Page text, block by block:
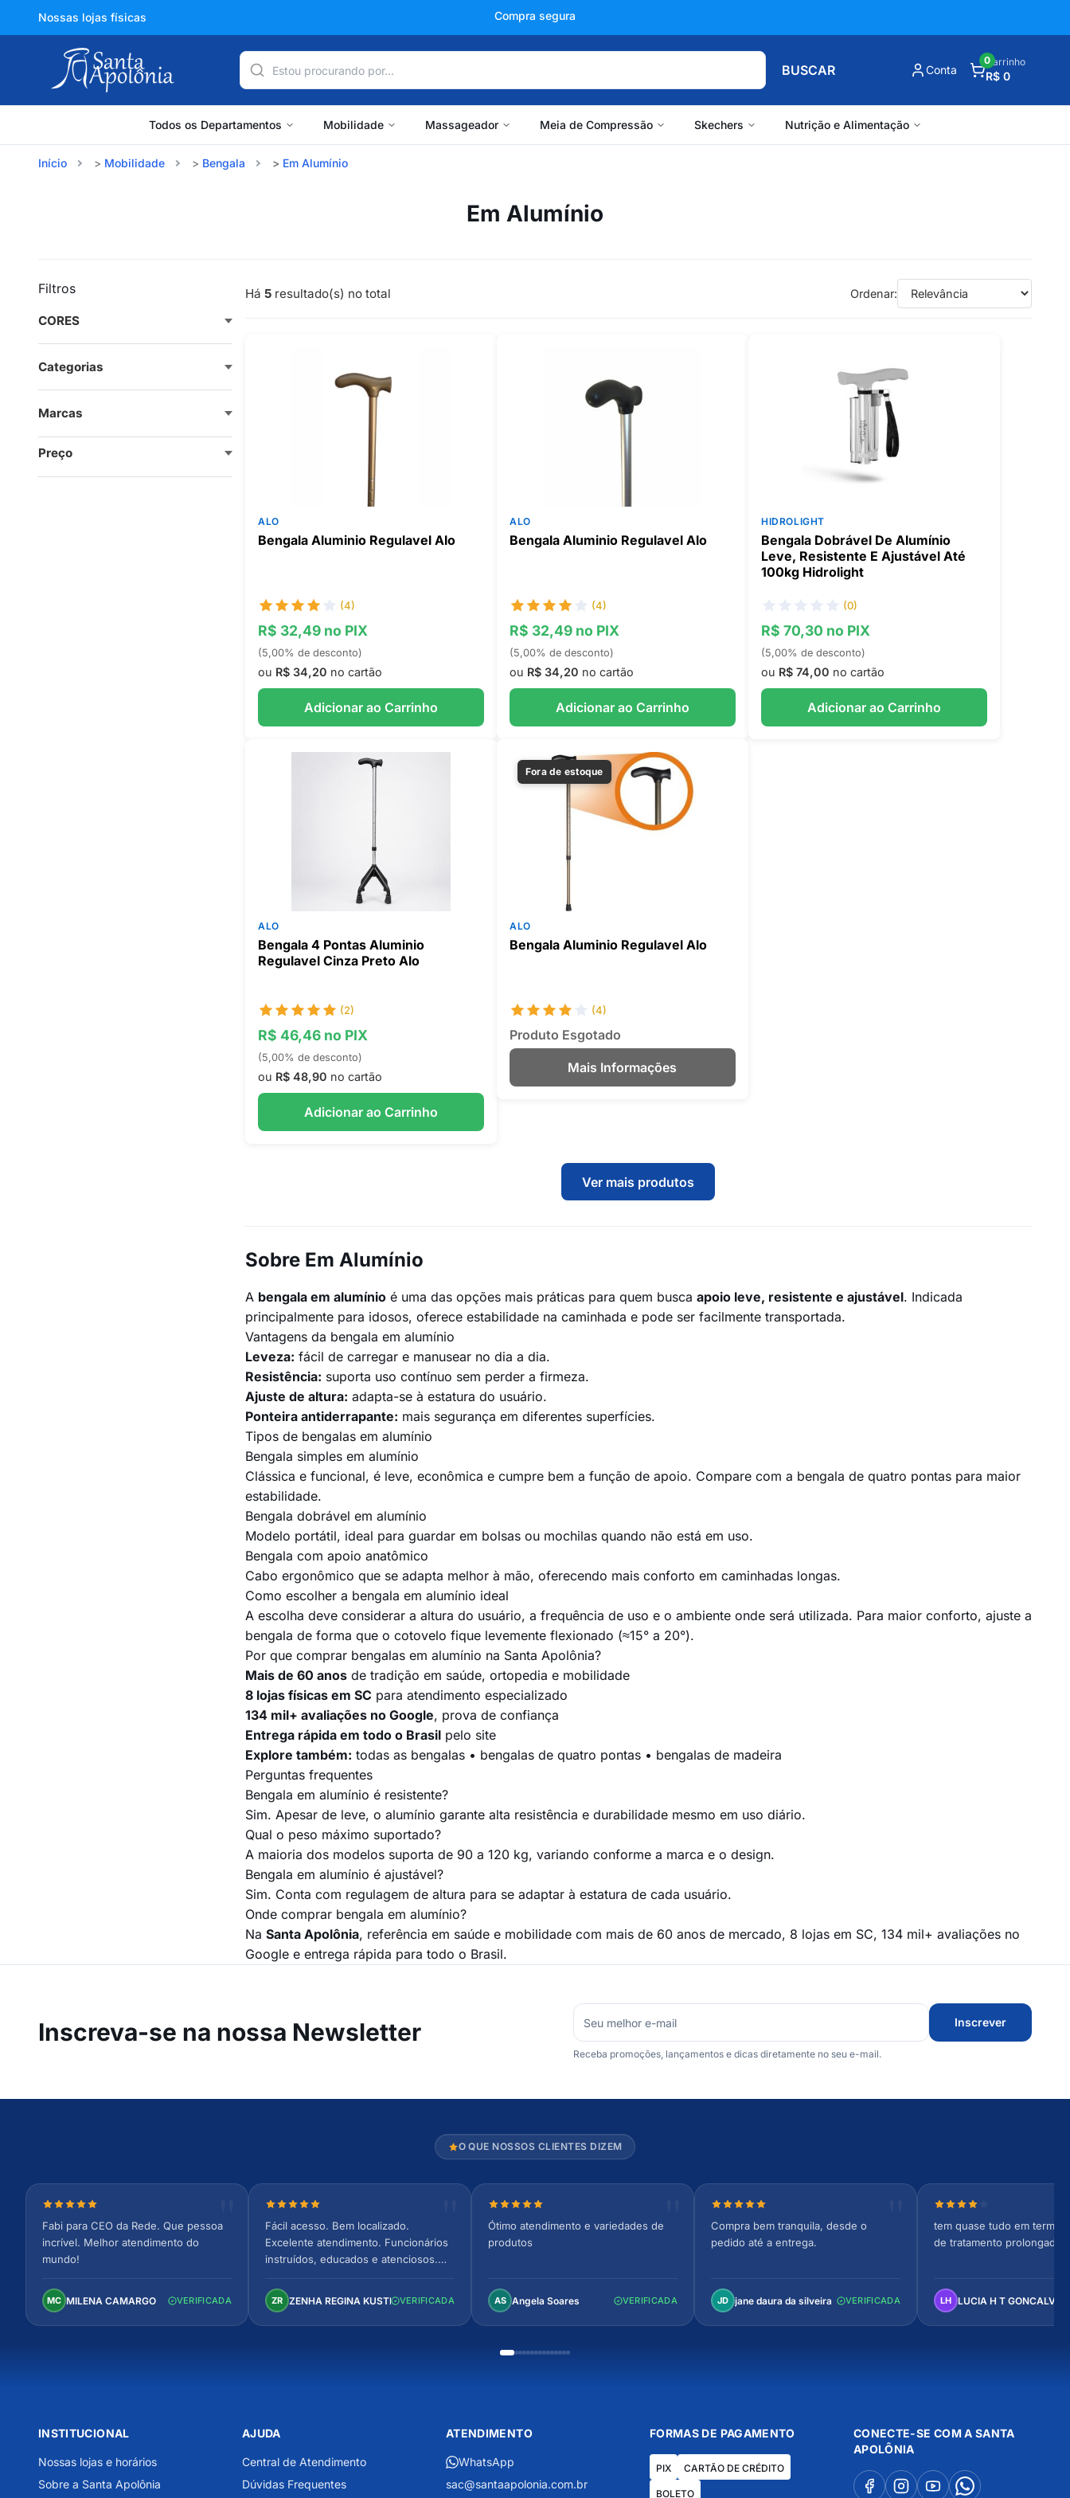
Nossas lojas físicas Compra segura
BUSCAR Conta
Carrinho
R$ 0
0
Todos os Departamentos Mobilidade Massageador Meia de Compressão Skechers Nutrição e Alimentação
Início Mobilidade Bengala Em Alumínio
Em Alumínio
Filtros
Preço
CORES
Categorias
Marcas
Há 5resultado(s) no total Ordenar:
ALO
Bengala Aluminio Regulavel Alo
(4)
R$ 32,49 no PIX
(5,00% de desconto)
ou R$ 34,20 no cartão
Adicionar ao Carrinho
ALO
Bengala Aluminio Regulavel Alo
(4)
R$ 32,49 no PIX
(5,00% de desconto)
ou R$ 34,20 no cartão
Adicionar ao Carrinho
HIDROLIGHT
Bengala Dobrável De Alumínio
Leve, Resistente E Ajustável Até
100kg Hidrolight
(0)
R$ 70,30 no PIX
(5,00% de desconto)
ou R$ 74,00 no cartão
Adicionar ao Carrinho
ALO
Bengala 4 Pontas Aluminio
Regulavel Cinza Preto Alo
(2)
R$ 46,46 no PIX
(5,00% de desconto)
ou R$ 48,90 no cartão
Adicionar ao Carrinho
Fora de estoque
ALO
Bengala Aluminio Regulavel Alo
(4)
Produto Esgotado
Mais Informações
Ver mais produtos
Sobre Em Alumínio
A bengala em alumínioé uma das opções mais práticas para quem busca apoio leve, resistente e ajustável. Indicada
principalmente para idosos, oferece estabilidade na caminhada e pode ser facilmente transportada.
Vantagens da bengala em alumínio
Leveza: fácil de carregar e manusear no dia a dia.
Resistência: suporta uso contínuo sem perder a firmeza.
Ajuste de altura: adapta-se à estatura do usuário.
Ponteira antiderrapante: mais segurança em diferentes superfícies.
Tipos de bengalas em alumínio
Bengala simples em alumínio
Clássica e funcional, é leve, econômica e cumpre bem a função de apoio. Compare com a bengala de quatro pontaspara maior
estabilidade.
Bengala dobrável em alumínio
Modelo portátil, ideal para guardar em bolsas ou mochilas quando não está em uso.
Bengala com apoio anatômico
Cabo ergonômico que se adapta melhor à mão, oferecendo mais conforto em caminhadas longas.
Como escolher a bengala em alumínio ideal
A escolha deve considerar a altura do usuário, a frequência de uso e o ambiente onde será utilizada. Para maior conforto, ajuste a
bengala de forma que o cotovelo fique levemente flexionado (≈15° a 20°).
Por que comprar bengalas em alumínio na Santa Apolônia?
Mais de 60 anosde tradição em saúde, ortopedia e mobilidade
8 lojas físicas em SC para atendimento especializado
134 mil+ avaliações no Google, prova de confiança
Entrega rápida em todo o Brasilpelo site
Explore também: todas as bengalas• bengalas de quatro pontas• bengalas de madeira
Perguntas frequentes
Bengala em alumínio é resistente?
Sim. Apesar de leve, o alumínio garante alta resistência e durabilidade mesmo em uso diário.
Qual o peso máximo suportado?
A maioria dos modelos suporta de 90 a 120 kg, variando conforme a marca e o design.
Bengala em alumínio é ajustável?
Sim. Conta com regulagem de altura para se adaptar à estatura de cada usuário.
Onde comprar bengala em alumínio?
Na Santa Apolônia, referência em saúde e mobilidade com mais de 60 anos de mercado, 8 lojas em SC, 134 mil+ avaliações no
Google e entrega rápida para todo o Brasil.
Inscreva-se na nossa Newsletter Inscrever
Receba promoções, lançamentos e dicas diretamente no seu e-mail.
O QUE NOSSOS CLIENTES DIZEM
Nota 5 de 5 estrelas
Fabi para CEO da Rede. Que pessoa
incrível. Melhor atendimento do
mundo!
MC MILENA CAMARGO VERIFICADA
Nota 5 de 5 estrelas
Fácil acesso. Bem localizado.
Excelente atendimento. Funcionários
instruídos, educados e atenciosos.
confortável. Perfeito!
ZR ZENHA REGINA KUSTERVERIFICADA
Nota 5 de 5 estrelas
Ótimo atendimento e variedades de
produtos
AS Angela Soares VERIFICADA
Nota 5 de 5 estrelas
Compra bem tranquila, desde o
pedido até a entrega.
JD jane daura da silveira VERIFICADA
Nota 4 de 5 estrelas
tem quase tudo em
de tratamento prolongado
LH LUCIA H T GONCALVES
INSTITUCIONAL
Nossas lojas e horários
Sobre a Santa Apolônia
AJUDA
Central de Atendimento
Dúvidas Frequentes
ATENDIMENTO
WhatsApp
sac@santaapolonia.com.br
FORMAS DE PAGAMENTO
PIX CARTÃO DE CRÉDITO
BOLETO
CONECTE-SE COM A SANTA
APOLÔNIA